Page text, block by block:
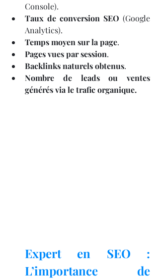
Console).
Taux de conversion SEO (Google
Analytics).
Temps moyen sur la page.
Pages vues par session.
Backlinks naturels obtenus.
Nombre de leads ou ventes
générés via le trafic organique.
Expert en SEO :
L’importance de